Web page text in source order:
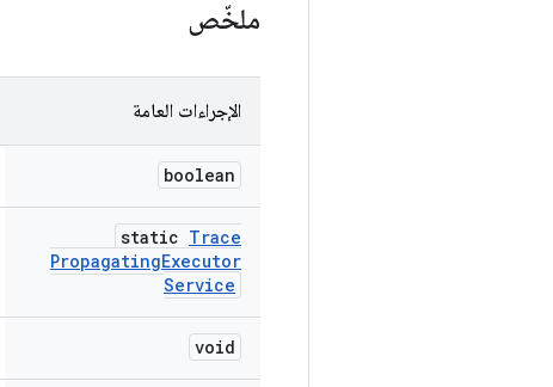
ملخّص
الإجراءات العامة
boolean
static Trace
PropagatingExecutor
Service
void